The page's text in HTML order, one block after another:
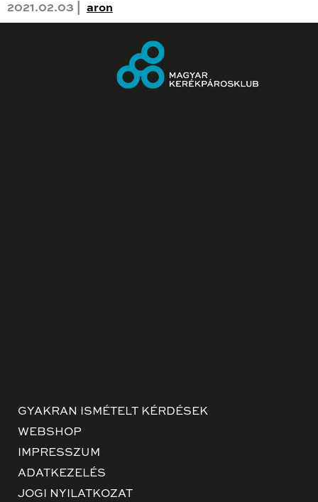
2021.02.03 | aron
GYAKRAN ISMÉTELT KÉRDÉSEK
WEBSHOP
IMPRESSZUM
ADATKEZELÉS
JOGI NYILATKOZAT